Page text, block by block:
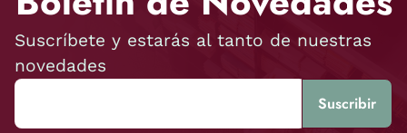
Suscríbete y estarás al tanto de nuestras
novedades